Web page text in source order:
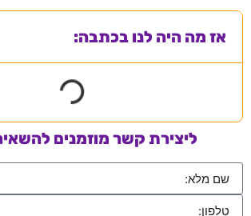
אז מה היה לנו בכתבה:
ליצירת קשר מוזמנים